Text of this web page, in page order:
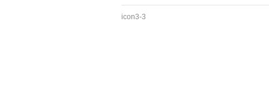
icon3-3